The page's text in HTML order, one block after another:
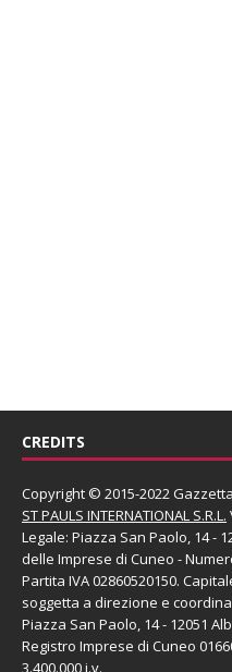
CREDITS
Copyright © 2015-2022
ST PAULS INTERNATIONAL S.R.L.
Legale: Piazza San Paolo, 14 -
delle Imprese di Cuneo -
Partita IVA 02860520150.
soggetta a direzione e
Piazza San Paolo, 14 - 12051
Registro Imprese di Cuneo
3.400.000 i.v.